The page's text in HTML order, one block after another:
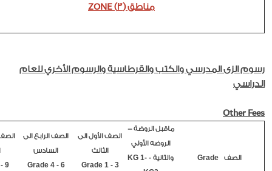
مناطق (3) ZONE
رسوم الزى المدرسي والكتب والقرطاسية والرسوم الأخري للعام
الدراسي
Other Fees
الصفGrade
ماقبل الروضة -
الروضه الأولي
والثانية
- KG 1-
الصف الأول الى
الثالث
Grade 1 - 3
الصف الرابع الى
السادس
Grade 4 - 6
9